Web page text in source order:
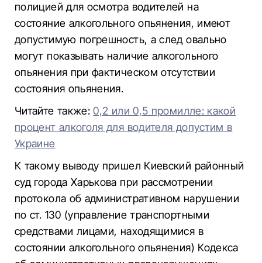
полицией для осмотра водителей на
состояние алкогольного опьянения, имеют
допустимую погрешность, а след овально
могут показывать наличие алкогольного
опьянения при фактическом отсутствии
состояния опьянения.
Читайте также:0,2 или 0,5 промилле: какой
процент алкоголя для водителя допустим в
Украине
К такому выводу пришел Киевский районный
суд города Харькова при рассмотрении
протокола об административном нарушении
по ст. 130 (управление транспортными
средствами лицами, находящимися в
состоянии алкогольного опьянения) Кодекса